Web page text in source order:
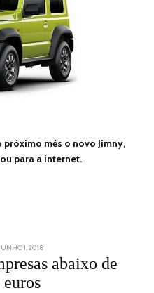
mês o novo Jimny,
para a internet.
POSTED
JUNHO 1, 2018
2018abaixo de